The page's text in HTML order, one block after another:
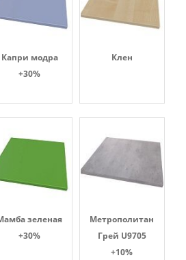
Капри модра
+30%
Клен
зеленая
+30%
Метрополитан
Грей U9705
+10%